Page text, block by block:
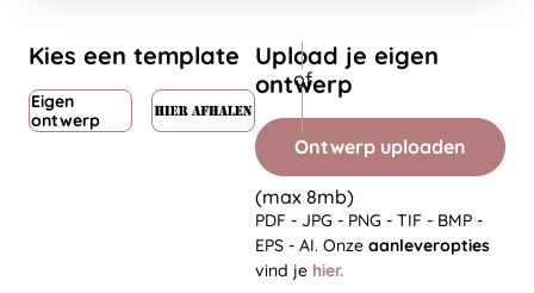
Kies een template
Eigen
ontwerp
Upload je eigen
ontwerp
Ontwerp uploaden
(max 8mb)
PDF - JPG - PNG - TIF - BMP -
EPS - AI. Onze aanleveropties
vind je hier.